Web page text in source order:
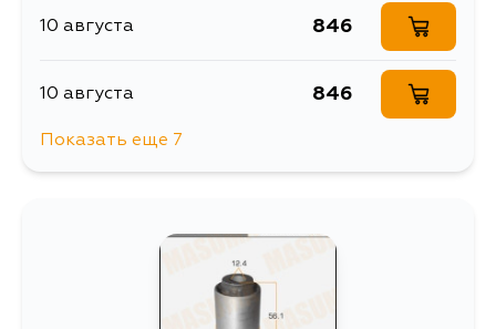
10 августа 846
10 августа 846
Показать еще 7